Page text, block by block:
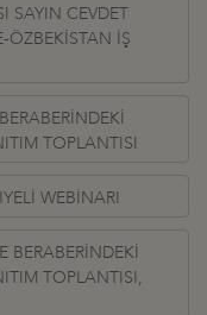
SAYIN CEVDET
ÖZBEKİSTAN İŞ
TOPLANTISI
WEBİNARI
BERABERİNDEKİ
TOPLANTISI,